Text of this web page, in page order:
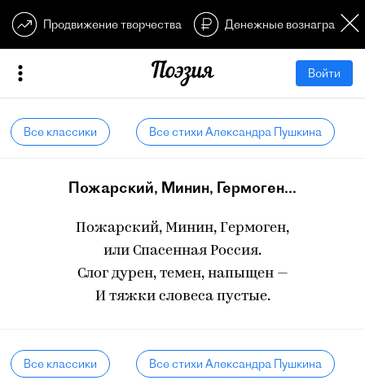
Продвижение творчества Денежные
Войти
Все классики Все стихи Александра Пушкина
Пожарский, Минин, Гермоген...
Пожарский, Минин, Гермоген,
или Спасенная Россия.
Слог дурен, темен, напыщен —
И тяжки словеса пустые.
Все классики Все стихи Александра Пушкина